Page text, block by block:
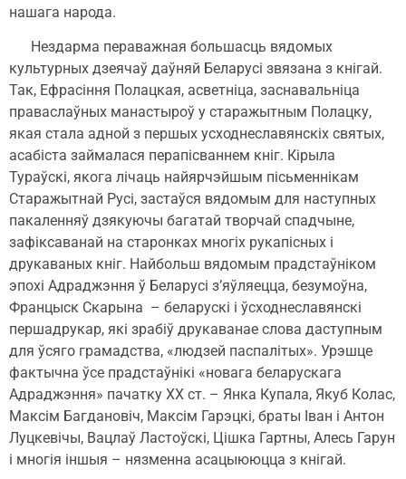
нашага народа.
Нездарма пераважная большасць вядомых
культурных дзеячаў даўняй Беларусі звязана з кнігай.
Так, Ефрасіння Полацкая, асветніца, заснавальніца
праваслаўных манастыроў у старажытным Полацку,
якая стала адной з першых усходнеславянскіх святых,
асабіста займалася перапісваннем кніг. Кірыла
Тураўскі, якога лічаць найярчэйшым пісьменнікам
Старажытнай Русі, застаўся вядомым для наступных
пакаленняў дзякуючы багатай творчай спадчыне,
зафіксаванай на старонках многіх рукапісных і
друкаваных кніг. Найбольш вядомым прадстаўніком
эпохі Адраджэння ў Беларусі з’яўляецца, безумоўна,
Францыск Скарына – беларускі і ўсходнеславянскі
першадрукар, які зрабіў друкаванае слова даступным
для ўсяго грамадства, «людзей паспалітых». Урэшце
фактычна ўсе прадстаўнікі «новага беларускага
Адраджэння» пачатку ХХ ст. – Янка Купала, Якуб Колас,
Максім Багдановіч, Максім Гарэцкі, браты Іван і Антон
Луцкевічы, Вацлаў Ластоўскі, Цішка Гартны, Алесь Гарун
і многія іншыя – нязменна асацыююцца з кнігай.